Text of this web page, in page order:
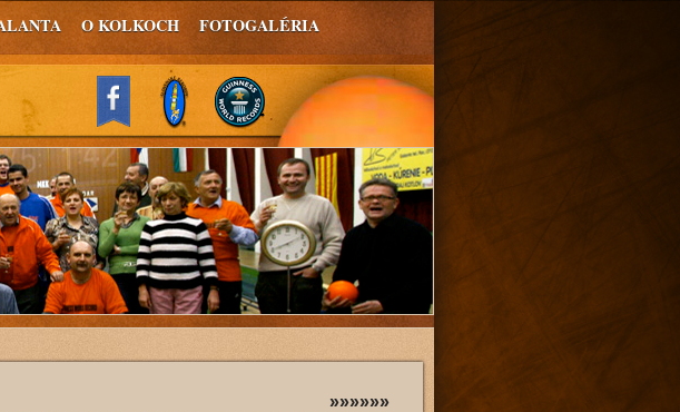
O KOLKOCH FOTOGALÉRIA
»»»»»»